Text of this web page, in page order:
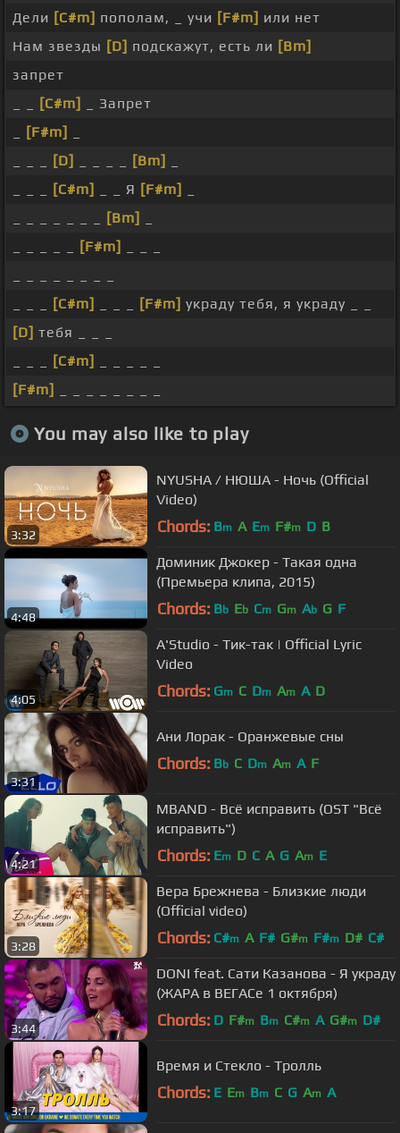
Дели [C#m] пополам, _ учи [F#m] или нет
Нам звезды [D] подскажут, есть ли [Bm]
запрет
[C#m]
_ Запрет
[F#m]
[D] [Bm]
[C#m] _ _ Я [F#m]
[Bm]
[F#m]
[C#m] [F#m] украду тебя, я украду _ _
[D] тебя _ _ _
[C#m]
[F#m]
You may also like to play
3:32
NYUSHA / НЮША - Ночь (Official
Video)
Chords: Bm A Em F#m D B
4:48
Доминик Джокер - Такая одна
(Премьера клипа, 2015)
Chords: Bb Eb Cm Gm Ab G F
4:05
A'Studio - Тик-так | Official Lyric
Video
Chords: Gm C Dm Am A D
3:31
Ани Лорак - Оранжевые сны
Chords: Bb C Dm Am A F
4:21
MBAND - Всё исправить (OST "Всё
исправить")
Chords: Em D C A G Am E
3:28
Вера Брежнева - Близкие люди
(Official video)
Chords: C#m A F# G#m F#m D# C#
3:44
DONI feat. Сати Казанова - Я украду
(ЖАРА в ВЕГАСе 1 октября)
Chords: D F#m Bm C#m A G#m D#
3:17
Время и Стекло - Тролль
Chords: E Em Bm C G Am A